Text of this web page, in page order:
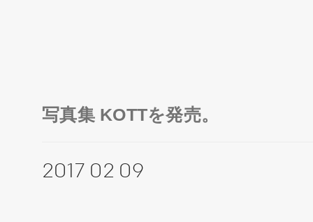
写真集 KOTTを発売。
2017 02 09